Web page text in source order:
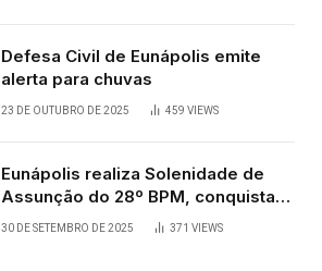
Defesa Civil de Eunápolis emite
alerta para chuvas
23 DE OUTUBRO DE 2025 459 VIEWS
Eunápolis realiza Solenidade de
Assunção do 28º BPM, conquista
viabilizada por articulação política
30 DE SETEMBRO DE 2025 371 VIEWS